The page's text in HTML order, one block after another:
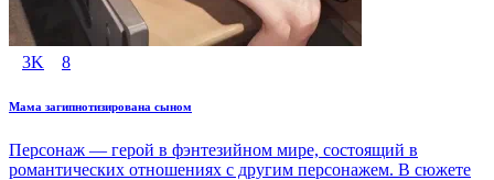
3K 8
Мама загипнотизирована сыном
Персонаж — герой в фэнтезийном мире, состоящий в
романтических отношениях с другим персонажем. В сюжете